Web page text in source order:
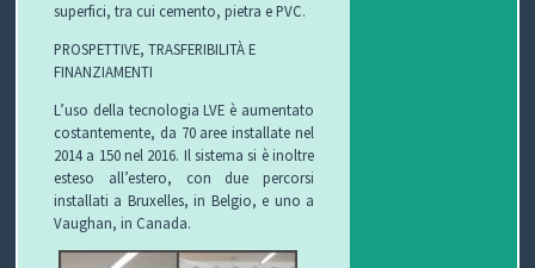
superfici, tra cui cemento, pietra e PVC.
PROSPETTIVE, TRASFERIBILITÀ E
FINANZIAMENTI
L’uso della tecnologia LVE è aumentato
costantemente, da 70 aree installate nel
2014 a 150 nel 2016. Il sistema si è inoltre
esteso all’estero, con due percorsi
installati a Bruxelles, in Belgio, e uno a
Vaughan, in Canada.